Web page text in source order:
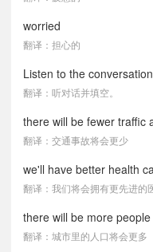
worried
翻译：担心的
Listen to the
翻译：听对话并填空。
there will be fewer traffic
翻译：交通事故将会更少
we'll have better health
翻译：我们将会拥有更先进的
there will be more
翻译：城市里的人口将会更多